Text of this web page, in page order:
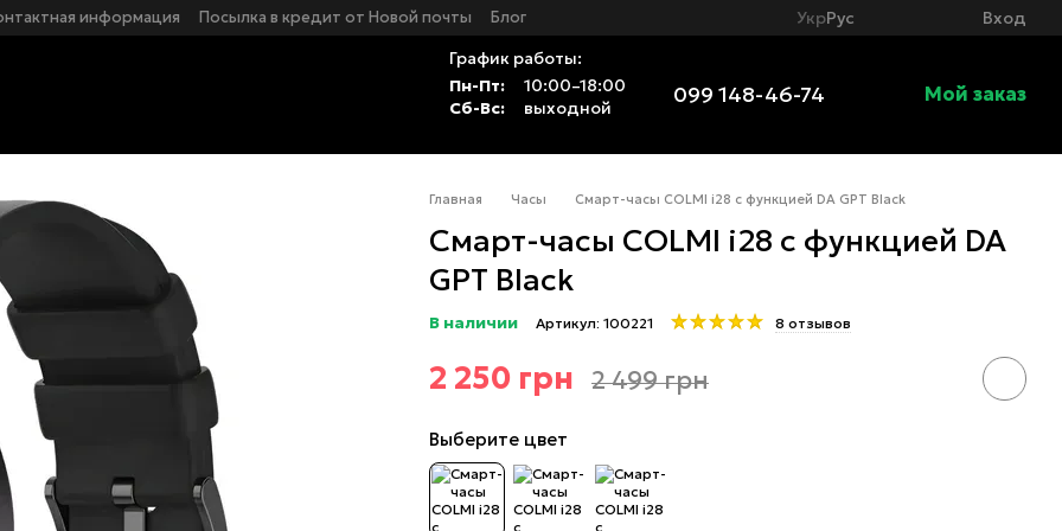
информация Посылка в кредит от Новой почты
Блог
УкрРус Вход
График работы:
Пн-Пт:
10:00–18:00
Сб-Вс:
выходной 099 148-46-74 Мой заказ
Главная Часы Смарт-часы COLMI i28 с функцией DA GPT Black
Смарт-часы COLMI i28 с функцией DA
GPT Black
В наличии Артикул: 100221 8 отзывов
2 250 грн 2 499 грн
Выберите цвет